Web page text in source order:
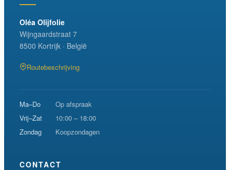
Oléa Olijfolie
Wijngaardstraat 7
8500 Kortrijk · België
Routebeschrijving
Ma–Do
Op afspraak
Vrij–Zat
10:00 – 18:00
Zondag
Koopzondagen
CONTACT